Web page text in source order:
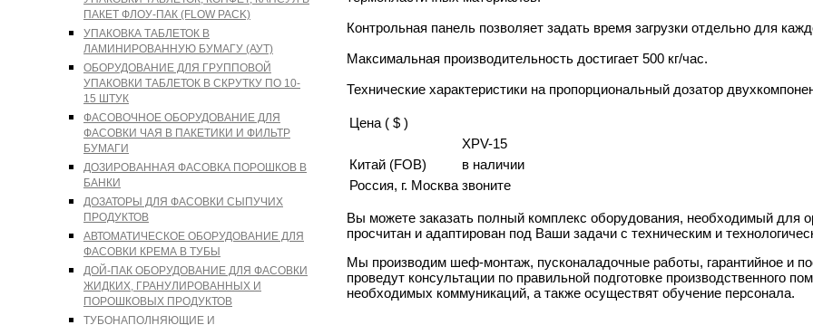
ПАКЕТ ФЛОУ-ПАК (FLOW PACK)
УПАКОВКА ТАБЛЕТОК В
ЛАМИНИРОВАННУЮ БУМАГУ (АУТ)
ОБОРУДОВАНИЕ ДЛЯ ГРУППОВОЙ
УПАКОВКИ ТАБЛЕТОК В СКРУТКУ ПО 10-
15 ШТУК
ФАСОВОЧНОЕ ОБОРУДОВАНИЕ ДЛЯ
ФАСОВКИ ЧАЯ В ПАКЕТИКИ И ФИЛЬТР
БУМАГИ
ДОЗИРОВАННАЯ ФАСОВКА ПОРОШКОВ В
БАНКИ
ДОЗАТОРЫ ДЛЯ ФАСОВКИ СЫПУЧИХ
ПРОДУКТОВ
АВТОМАТИЧЕСКОЕ ОБОРУДОВАНИЕ ДЛЯ
ФАСОВКИ КРЕМА В ТУБЫ
ДОЙ-ПАК ОБОРУДОВАНИЕ ДЛЯ ФАСОВКИ
ЖИДКИХ, ГРАНУЛИРОВАННЫХ И
ПОРОШКОВЫХ ПРОДУКТОВ
ТУБОНАПОЛНЯЮЩИЕ И
Контрольная панель позволяет задать время загрузки отдельно для
Максимальная производительность достигает 500 кг/час.
Технические характеристики на пропорциональный дозатор
Цена ( $ )
XPV-15
Китай (FOB)
в наличии
Россия, г. Москва звоните
Вы можете заказать полный комплекс оборудования, необходимый для
просчитан и адаптирован под Ваши задачи с техническим и
Мы производим шеф-монтаж, пусконаладочные работы, гарантийное и
проведут консультации по правильной подготовке производственного
необходимых коммуникаций, а также осуществят обучение персонала.